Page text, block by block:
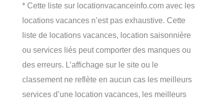
* Cette liste sur locationvacanceinfo.com avec les
locations vacances n’est pas exhaustive. Cette
liste de locations vacances, location saisonnière
ou services liés peut comporter des manques ou
des erreurs. L’affichage sur le site ou le
classement ne reflète en aucun cas les meilleurs
services d’une location vacances, les meilleurs